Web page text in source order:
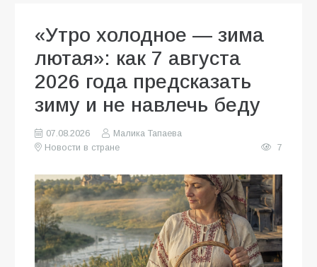
«Утро холодное — зима
лютая»: как 7 августа
2026 года предсказать
зиму и не навлечь беду
07.08.2026
Малика Тапаева
Новости в стране
7